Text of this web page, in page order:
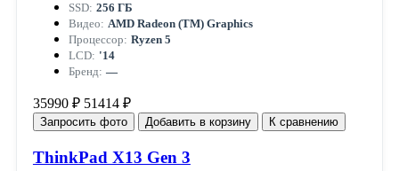
SSD: 256 ГБ
Видео: AMD Radeon (TM) Graphics
Процессор: Ryzen 5
LCD: '14
Бренд: —
35990 ₽ 51414 ₽
Запросить фото Добавить в корзину К сравнению
ThinkPad X13 Gen 3